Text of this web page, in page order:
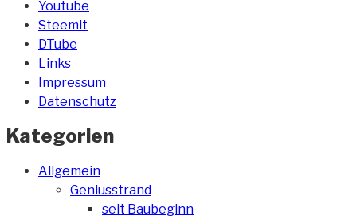
Youtube
Steemit
DTube
Links
Impressum
Datenschutz
Kategorien
Allgemein
Geniusstrand
seit Baubeginn